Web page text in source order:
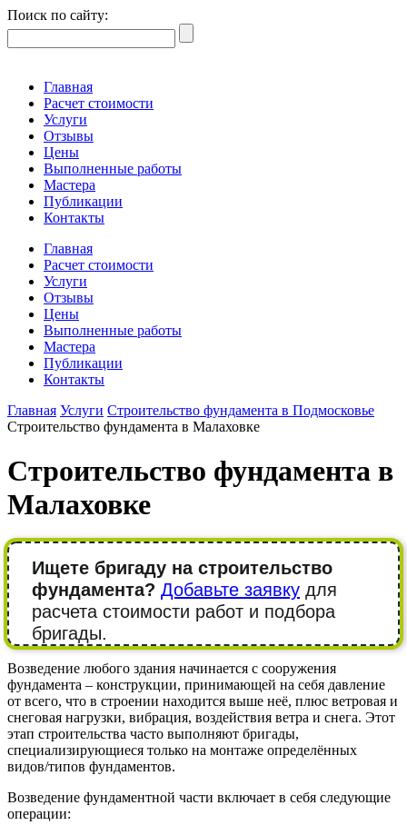
Поиск по сайту:
Главная
Расчет стоимости
Услуги
Отзывы
Цены
Выполненные работы
Мастера
Публикации
Контакты
Главная
Расчет стоимости
Услуги
Отзывы
Цены
Выполненные работы
Мастера
Публикации
Контакты
Главная Услуги Строительство фундамента в Подмосковье
Строительство фундамента в Малаховке
Строительство фундамента в
Малаховке
Ищете бригаду на строительство
фундамента? Добавьте заявку для
расчета стоимости работ и подбора
бригады.
Возведение любого здания начинается с сооружения
фундамента – конструкции, принимающей на себя давление
от всего, что в строении находится выше неё, плюс ветровая и
снеговая нагрузки, вибрация, воздействия ветра и снега. Этот
этап строительства часто выполняют бригады,
специализирующиеся только на монтаже определённых
видов/типов фундаментов.
Возведение фундаментной части включает в себя следующие
операции: